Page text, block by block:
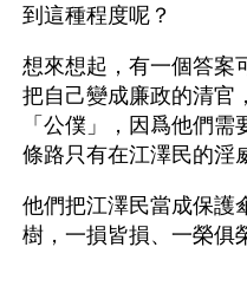
到這種程度呢？
想來想起，有一個答案
把自己變成廉政的清官
「公僕」，因爲他們
條路只有在江澤民的淫
他們把江澤民當成保護
樹，一損皆損、一榮俱